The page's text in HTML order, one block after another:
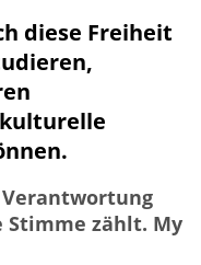
diese Freiheit
zählt. My